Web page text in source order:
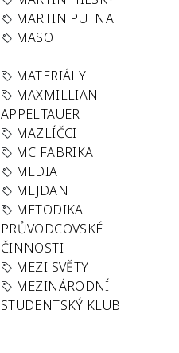
MARTIN PUTNA
MASO
MATERIÁLY
MAXMILLIAN
APPELTAUER
MAZLÍČCI
MC FABRIKA
MEDIA
MEJDAN
METODIKA
PRŮVODCOVSKÉ
ČINNOSTI
MEZI SVĚTY
MEZINÁRODNÍ
STUDENTSKÝ KLUB